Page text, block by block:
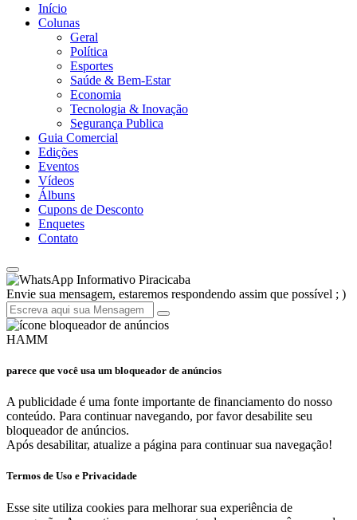
Início
Colunas
Geral
Política
Esportes
Saúde & Bem-Estar
Economia
Tecnologia & Inovação
Segurança Publica
Guia Comercial
Edições
Eventos
Vídeos
Álbuns
Cupons de Desconto
Enquetes
Contato
Informativo Piracicaba
Envie sua mensagem, estaremos respondendo assim que possível ; )
HAMM
parece que você usa um bloqueador de anúncios
A publicidade é uma fonte importante de financiamento do nosso
conteúdo. Para continuar navegando, por favor desabilite seu
bloqueador de anúncios.
Após desabilitar, atualize a página para continuar sua navegação!
Termos de Uso e Privacidade
Esse site utiliza cookies para melhorar sua experiência de